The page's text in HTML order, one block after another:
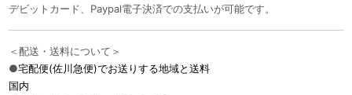
デビットカード、Paypal電子決済での支払いが可能です。
＜配送・送料について＞
●宅配便(佐川急便)でお送りする地域と送料
国内